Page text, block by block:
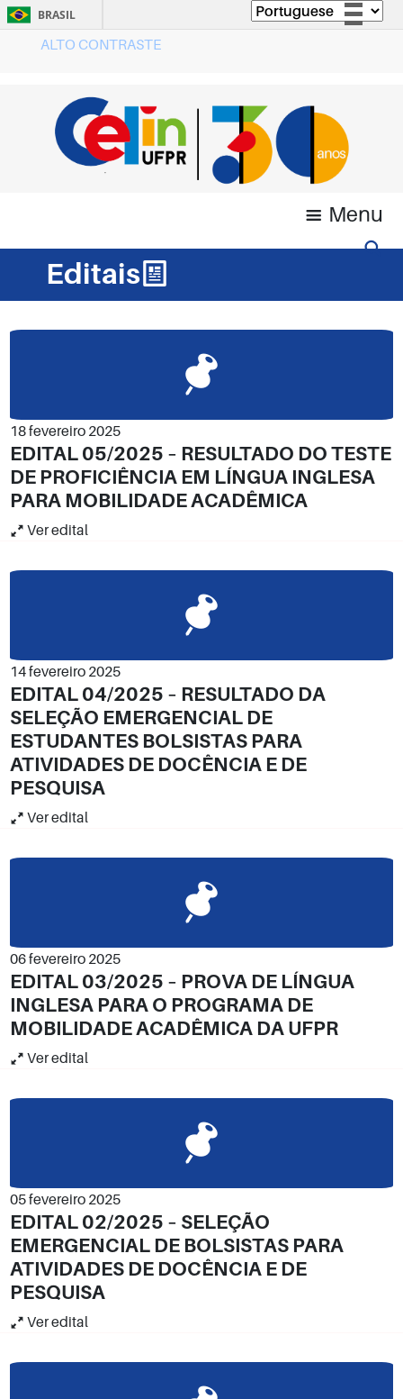
BRASIL
Acesso à informação
Legislação
Canais
ALTO CONTRASTE
Menu
Editais
18 fevereiro 2025
EDITAL 05/2025 – RESULTADO DO TESTE
DE PROFICIÊNCIA EM LÍNGUA INGLESA
PARA MOBILIDADE ACADÊMICA
Ver edital
14 fevereiro 2025
EDITAL 04/2025 – RESULTADO DA
SELEÇÃO EMERGENCIAL DE
ESTUDANTES BOLSISTAS PARA
ATIVIDADES DE DOCÊNCIA E DE
PESQUISA
Ver edital
06 fevereiro 2025
EDITAL 03/2025 – PROVA DE LÍNGUA
INGLESA PARA O PROGRAMA DE
MOBILIDADE ACADÊMICA DA UFPR
Ver edital
05 fevereiro 2025
EDITAL 02/2025 – SELEÇÃO
EMERGENCIAL DE BOLSISTAS PARA
ATIVIDADES DE DOCÊNCIA E DE
PESQUISA
Ver edital